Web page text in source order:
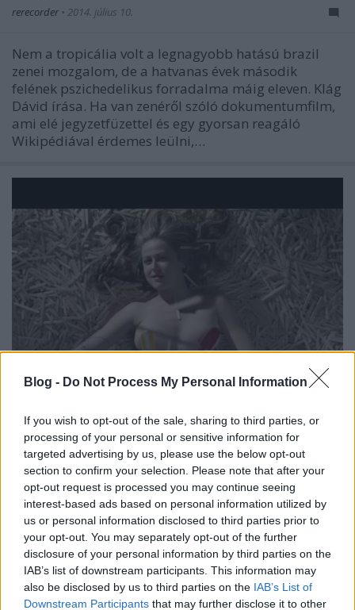
Blog - Do Not Process My Personal Information
If you wish to opt-out of the sale, sharing to third parties, or
processing of your personal or sensitive information for
targeted advertising by us, please use the below opt-out
section to confirm your selection. Please note that after your
opt-out request is processed you may continue seeing
interest-based ads based on personal information utilized by
us or personal information disclosed to third parties prior to
your opt-out. You may separately opt-out of the further
disclosure of your personal information by third parties on the
IAB’s list of downstream participants. This information may
also be disclosed by us to third parties on the IAB’s List of
Downstream Participants that may further disclose it to other
rerecorder • 2014. július 10.
Nem a tropicália volt a legnagyobb hatású brazil
zenei mozgalom, de a hatvanas évek második
felének pszichedelikus forradalma máig eleven. Klág
Dávid írása. Ha van zenéről szóló dokumentumfilm,
ami elé jegyzetfüzettel és egy gyorsan reagáló
Wikipédiával érdemes leülni,…
Brazilektro - brazil tánczenei körkép
Frontrecorder• 2014. július 07.
A vébére időzítve a brit tánczene két intézményesült
figurája is előállt a maga brazil válogatottjával:
Gilles Peterson a brazil zene sztárjaiból és feltörekvő
tehetségeiből, valamint brit producerekből
összeállított csapattal vette fel a Brasil Bam Bam
Bam albumot, Fatboy…